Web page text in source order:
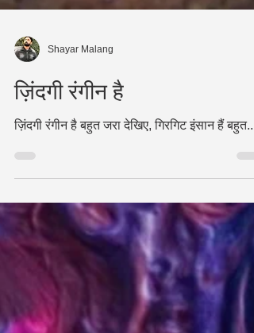
Shayar Malang
ज़िंदगी रंगीन है
ज़िंदगी रंगीन है बहुत जरा देखिए, गिरगिट इंसान हैं बहुत....